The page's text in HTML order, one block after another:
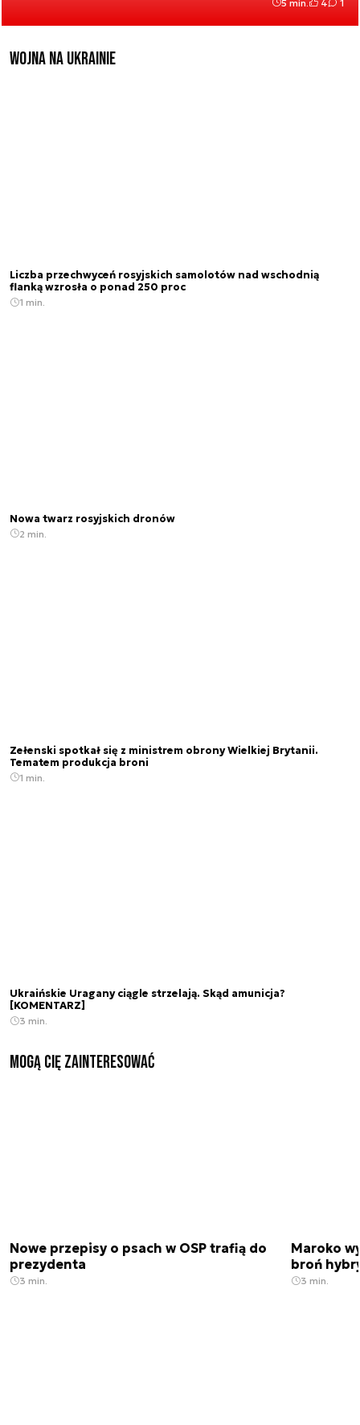
5 min. 4 1
Wojna na Ukrainie
Liczba przechwyceń rosyjskich samolotów nad wschodnią
flanką wzrosła o ponad 250 proc
1 min.
Nowa twarz rosyjskich dronów
2 min.
Zełenski spotkał się z ministrem obrony Wielkiej Brytanii.
Tematem produkcja broni
1 min.
Ukraińskie Uragany ciągle strzelają. Skąd amunicja?
[KOMENTARZ]
3 min.
Mogą Cię zainteresować
Nowe przepisy o psach w OSP trafią do
prezydenta
3 min.
Maroko
broń
3 min.